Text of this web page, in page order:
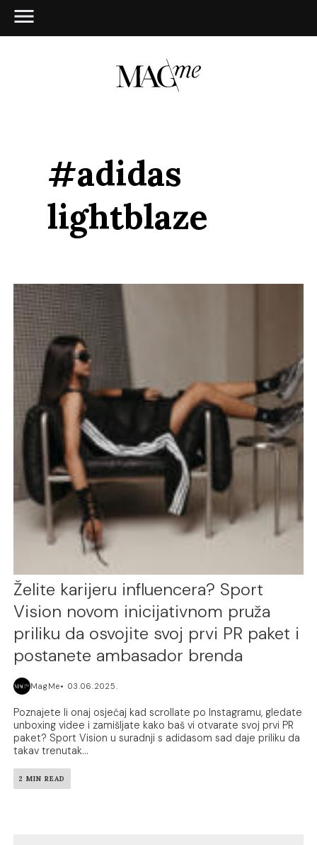
#adidas
lightblaze
Želite karijeru influencera? Sport
Vision novom inicijativnom pruža
priliku da osvojite svoj prvi PR paket i
postanete ambasador brenda
MagMe 03.06.2025.
Poznajete li onaj osjećaj kad scrollate po Instagramu, gledate
unboxing videe i zamišljate kako baš vi otvarate svoj prvi PR
paket? Sport Vision u suradnji s adidasom sad daje priliku da
takav trenutak...
2 MIN READ